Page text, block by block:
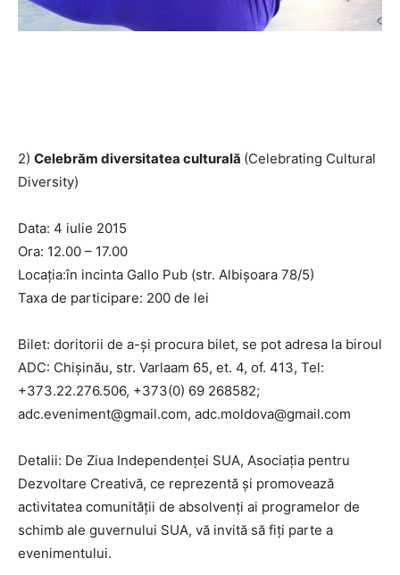
2) Celebrăm diversitatea culturală (Celebrating Cultural
Diversity)
Data: 4 iulie 2015
Ora: 12.00 – 17.00
Locația:în incinta Gallo Pub (str. Albișoara 78/5)
Taxa de participare: 200 de lei
Bilet: doritorii de a-și procura bilet, se pot adresa la biroul
ADC: Chișinău, str. Varlaam 65, et. 4, of. 413, Tel:
+373.22.276.506, +373(0) 69 268582;
adc.eveniment@gmail.com, adc.moldova@gmail.com
Detalii: De Ziua Independenței SUA, Asociația pentru
Dezvoltare Creativă, ce reprezentă și promovează
activitatea comunității de absolvenți ai programelor de
schimb ale guvernului SUA, vă invită să fiți parte a
evenimentului.